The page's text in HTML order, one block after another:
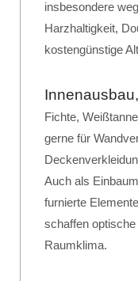
insbesondere
Harzhaltigkeit,
kostengünstige
Fichte,
gerne für
Auch als
furnierte
schaffen
Raumklima.